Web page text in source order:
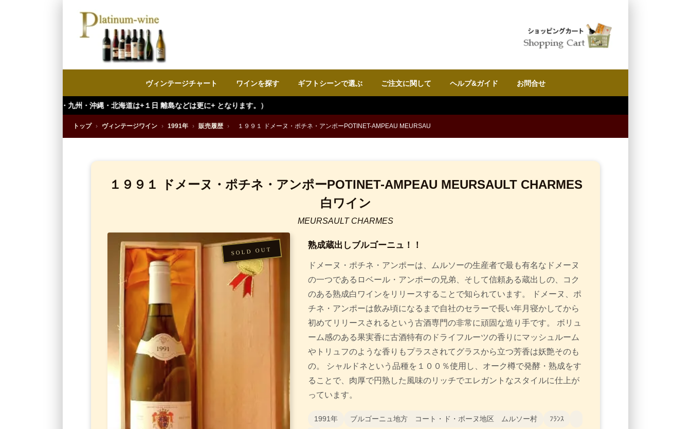
ヴィンテージチャート ワインを探す ギフトシーンで選ぶ ご注文に関して ヘルプ&ガイド お問合せ
縄・北海道は+１日 離島などは更に+ となります。）
トップ › ヴィンテージワイン › 1991年 › 販売履歴 › １９９１ ドメーヌ・ポチネ・アンポーPOTINET-AMPEAU MEURSAU
１９９１ ドメーヌ・ポチネ・アンポーPOTINET-AMPEAU MEURSAULT CHARMES
白ワイン
MEURSAULT CHARMES
熟成蔵出しブルゴーニュ！！
ドメーヌ・ポチネ・アンポーは、ムルソーの生産者で最も有名なドメーヌ
の一つであるロベール・アンポーの兄弟、そして信頼ある蔵出しの、コク
のある熟成白ワインをリリースすることで知られています。 ドメーヌ、ポ
チネ・アンポーは飲み頃になるまで自社のセラーで長い年月寝かしてから
初めてリリースされるという古酒専門の非常に頑固な造り手です。 ボリュ
ーム感のある果実香に古酒特有のドライフルーツの香りにマッシュルーム
やトリュフのような香りもプラスされてグラスから立つ芳香は妖艶そのも
の。 シャルドネという品種を１００％使用し、オーク樽で発酵・熟成をす
ることで、肉厚で円熟した風味のリッチでエレガントなスタイルに仕上が
っています。
1991年 ブルゴーニュ地方 コート・ド・ボーヌ地区 ムルソー村 ﾌﾗﾝｽ